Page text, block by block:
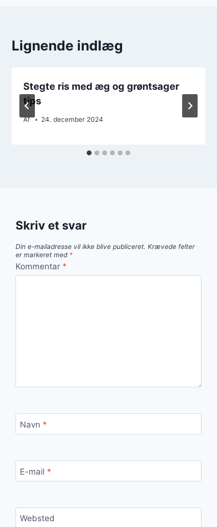
Lignende indlæg
Stegte ris med æg og grøntsager
tips
Af 24. december 2024
Skriv et svar
Din e-mailadresse vil ikke blive publiceret. Krævede felter
er markeret med *
Kommentar *
Navn *
E-mail *
Websted